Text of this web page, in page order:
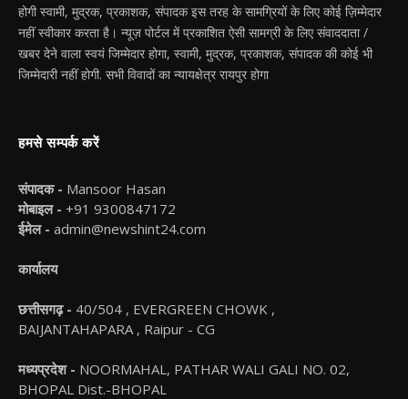
होगी स्वामी, मुद्रक, प्रकाशक, संपादक इस तरह के सामग्रियों के लिए कोई ज़िम्मेदार
नहीं स्वीकार करता है। न्यूज़ पोर्टल में प्रकाशित ऐसी सामग्री के लिए संवाददाता /
खबर देने वाला स्वयं जिम्मेदार होगा, स्वामी, मुद्रक, प्रकाशक, संपादक की कोई भी
जिम्मेदारी नहीं होगी. सभी विवादों का न्यायक्षेत्र रायपुर होगा
हमसे सम्पर्क करें
संपादक - Mansoor Hasan
मोबाइल - +91 9300847172
ईमेल - admin@newshint24.com
कार्यालय
छत्तीसगढ़ - 40/504 , EVERGREEN CHOWK ,
BAIJANTAHAPARA , Raipur - CG
मध्यप्रदेश - NOORMAHAL, PATHAR WALI GALI NO. 02,
BHOPAL Dist.-BHOPAL